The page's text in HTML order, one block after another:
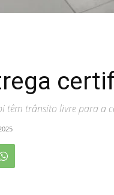
têm trânsito livre para a